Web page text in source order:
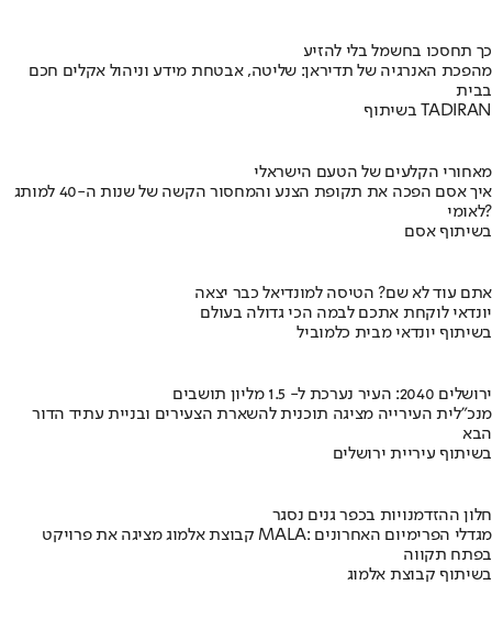
כך תחסכו בחשמל בלי להזיע
מהפכת האנרגיה של תדיראן: שליטה, אבטחת מידע וניהול אקלים חכם
בבית
בשיתוף TADIRAN
מאחורי הקלעים של הטעם הישראלי
איך אסם הפכה את תקופת הצנע והמחסור הקשה של שנות ה-40 למותג
לאומי?
בשיתוף אסם
אתם עוד לא שם? הטיסה למונדיאל כבר יצאה
יונדאי לוקחת אתכם לבמה הכי גדולה בעולם
בשיתוף יונדאי מבית כלמוביל
ירושלים 2040: העיר נערכת ל- 1.5 מליון תושבים
מנכ"לית העירייה מציגה תוכנית להשארת הצעירים ובניית עתיד הדור
הבא
בשיתוף עיריית ירושלים
חלון ההזדמנויות בכפר גנים נסגר
קבוצת אלמוג מציגה את פרויקט MALA: מגדלי הפרימיום האחרונים
בפתח תקווה
בשיתוף קבוצת אלמוג